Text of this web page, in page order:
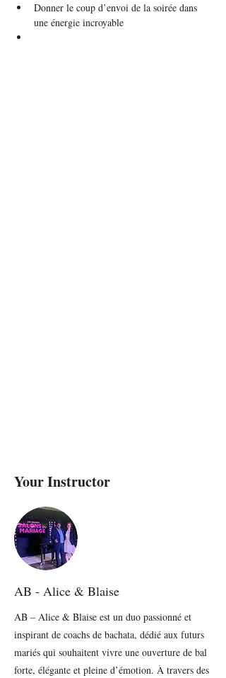
Donner le coup d’envoi de la soirée dans
une énergie incroyable
Your Instructor
AB - Alice & Blaise
AB – Alice & Blaise est un duo passionné et
inspirant de coachs de bachata, dédié aux futurs
mariés qui souhaitent vivre une ouverture de bal
forte, élégante et pleine d’émotion. À travers des